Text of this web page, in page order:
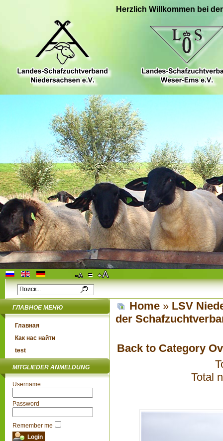
Herzlich Willkommen bei
ГЛАВНОЕ МЕНЮ
Главная
Как нас найти
test
MITGLIEDER ANMELDUNG
Username
Password
Remember me
Home » LSV
der
Back to Category
Total